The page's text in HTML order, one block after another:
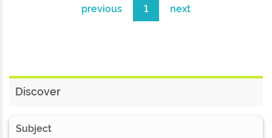
previous 1 next
Discover
Subject